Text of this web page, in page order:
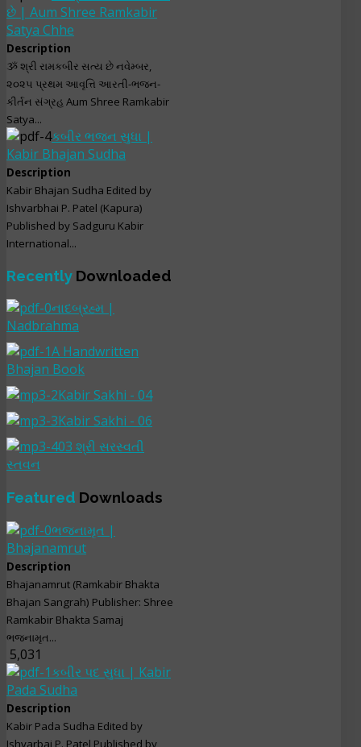
છે | Aum Shree Ramkabir
Satya Chhe
Description
ૐ શ્રી રામકબીર સત્ય છે નવેમ્બર,
૨૦૨૫ પ્રથમ આવૃત્તિ આરતી-ભજન-
કીર્તન સંગ્રહ Aum Shree Ramkabir
Satya...
કબીર ભજન સુધા |
Kabir Bhajan Sudha
Description
Kabir Bhajan Sudha Edited by
Ishvarbhai P. Patel (Kapura)
Published by Sadguru Kabir
International...
Recently Downloaded
નાદબ્રહ્મ |
Nadbrahma
A Handwritten
Bhajan Book
Kabir Sakhi - 04
Kabir Sakhi - 06
03 શ્રી સરસ્વતી
સ્તવન
Featured Downloads
ભજનામૃત |
Bhajanamrut
Description
Bhajanamrut (Ramkabir Bhakta
Bhajan Sangrah) Publisher: Shree
Ramkabir Bhakta Samaj
ભજનામૃત...
5,031
કબીર પદ સુધા | Kabir
Pada Sudha
Description
Kabir Pada Sudha Edited by
Ishvarbai P. Patel Published by